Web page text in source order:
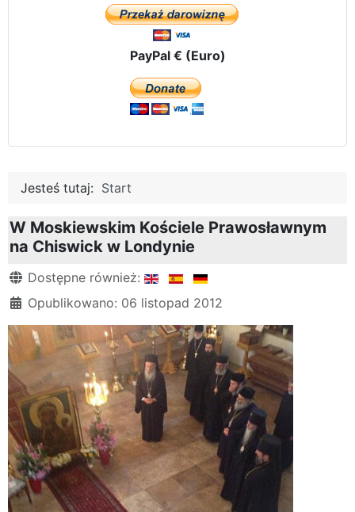
PayPal € (Euro)
Jesteś tutaj: Start
W Moskiewskim Kościele Prawosławnym
na Chiswick w Londynie
Szczegóły
Dostępne również:
Opublikowano: 06 listopad 2012